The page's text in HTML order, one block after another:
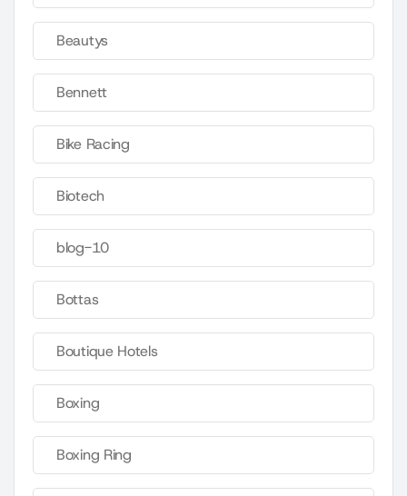
Beautys
Bennett
Bike Racing
Biotech
blog-10
Bottas
Boutique Hotels
Boxing
Boxing Ring